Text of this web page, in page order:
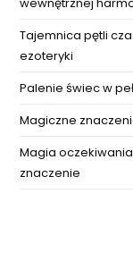
Tajemnica pętli
ezoteryki
Palenie świec w
Magiczne
Magia
znaczenie